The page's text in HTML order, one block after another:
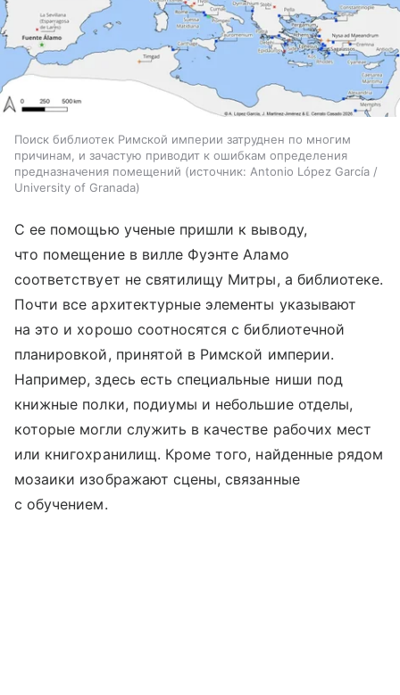
Поиск библиотек Римской империи затруднен по многим
причинам, и зачастую приводит к ошибкам определения
предназначения помещений
источник: Antonio López García /
University of Granada
С ее помощью ученые пришли к выводу,
что помещение в вилле Фуэнте Аламо
соответствует не святилищу Митры, а библиотеке.
Почти все архитектурные элементы указывают
на это и хорошо соотносятся с библиотечной
планировкой, принятой в Римской империи.
Например, здесь есть специальные ниши под
книжные полки, подиумы и небольшие отделы,
которые могли служить в качестве рабочих мест
или книгохранилищ. Кроме того, найденные рядом
мозаики изображают сцены, связанные
с обучением.